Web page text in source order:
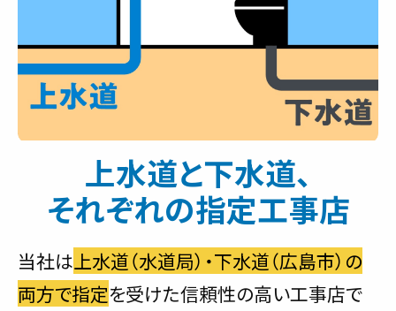
上水道と下水道、
それぞれの指定工事店
当社は 上水道（水道局）・下水道（広島市）の
両方で指定を受けた信頼性の高い工事店で